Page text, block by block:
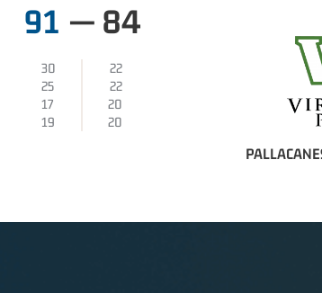
91 — 84
30
22
25
22
17
20
19
20